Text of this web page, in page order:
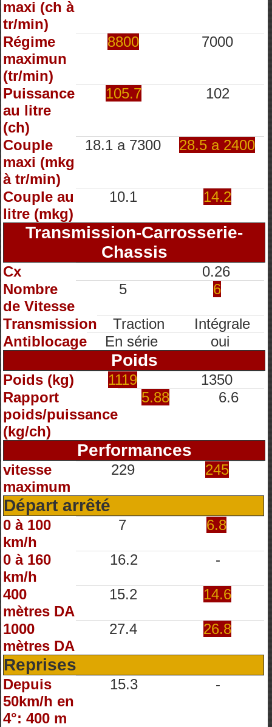
maxi (ch à
tr/min)
Régime
maximun
(tr/min)
8800 7000
Puissance
au litre
(ch)
105.7 102
Couple
maxi (mkg
à tr/min)
18.1 a 7300 28.5 a 2400
Couple au
litre (mkg)
10.1 14.2
Transmission-Carrosserie-
Chassis
Cx
0.26
Nombre
de Vitesse
5 6
Transmission Traction
Intégrale
Antiblocage
En série oui
Poids
Poids (kg) 1119
1350
Rapport
poids/puissance
(kg/ch)
5.88 6.6
Performances
vitesse
maximum
229 245
Départ arrêté
0 à 100
km/h
7 6.8
0 à 160
km/h
16.2 -
400
mètres DA
15.2 14.6
1000
mètres DA
27.4 26.8
Reprises
Depuis
50km/h en
4°: 400 m
15.3 -